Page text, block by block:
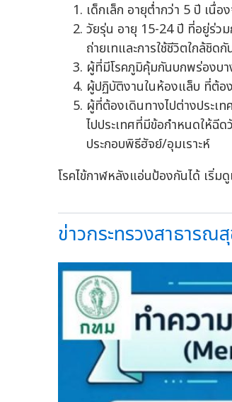
เด็กเล็ก อายุต่ำกว่า 5 ปี เนื่
วัยรุ่น อายุ 15-24 ปี ที่อยู่ร่ว
ถ่ายเทและการใช้ชีวิตใกล้ชิดกั
ผู้ที่มีโรคภูมิคุ้มกันบกพร่องบ
ผู้ปฏิบัติงานในห้องแล็บ ที่ต้อ
ผู้ที่ต้องเดินทางไปต่างประเ
ไปประเทศที่มีข้อกำหนดให้ฉี
ประกอบพิธีฮัจย์/อุมเราะห์
โรคไข้กาฬหลังแอ่นป้องกันได้ เริ่ม
ข่าวกระทรวงสาธาร